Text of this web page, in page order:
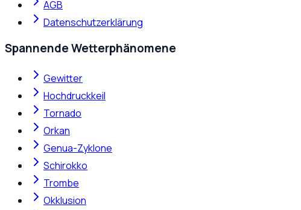
AGB
Datenschutzerklärung
Spannende Wetterphänomene
Gewitter
Hochdruckkeil
Tornado
Orkan
Genua-Zyklone
Schirokko
Trombe
Okklusion